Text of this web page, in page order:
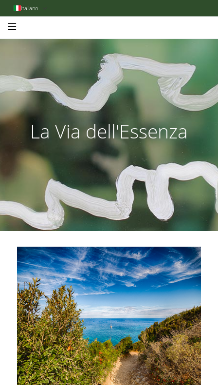
Italiano
La Via dell'Essenza